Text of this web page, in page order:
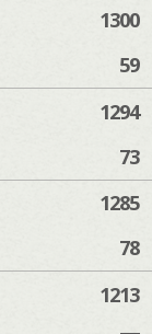
1300
59
1294
73
1285
78
1213